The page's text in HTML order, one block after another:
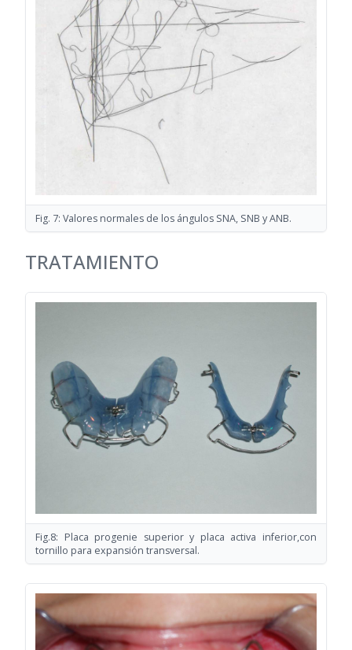
Fig. 7: Valores normales de los ángulos SNA, SNB y ANB.
TRATAMIENTO
Fig.8: Placa progenie superior y placa activa inferior,con
tornillo para expansión transversal.